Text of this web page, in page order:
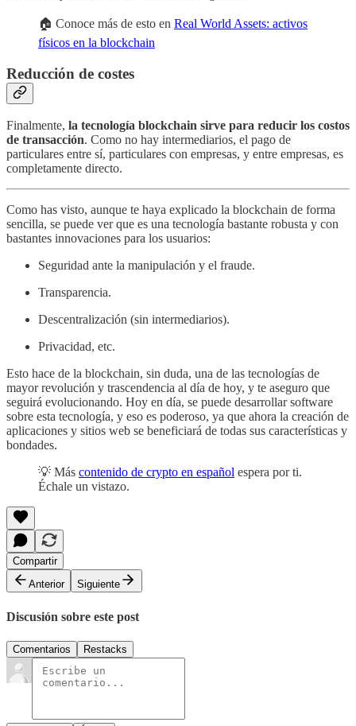
🏠 Conoce más de esto en Real World Assets: activos
físicos en la blockchain
Reducción de costes
Finalmente, la tecnología blockchain sirve para reducir los costos
de transacción. Como no hay intermediarios, el pago de
particulares entre sí, particulares con empresas, y entre empresas, es
completamente directo.
Como has visto, aunque te haya explicado la blockchain de forma
sencilla, se puede ver que es una tecnología bastante robusta y con
bastantes innovaciones para los usuarios:
Seguridad ante la manipulación y el fraude.
Transparencia.
Descentralización (sin intermediarios).
Privacidad, etc.
Esto hace de la blockchain, sin duda, una de las tecnologías de
mayor revolución y trascendencia al día de hoy, y te aseguro que
seguirá evolucionando. Hoy en día, se puede desarrollar software
sobre esta tecnología, y eso es poderoso, ya que ahora la creación de
aplicaciones y sitios web se beneficiará de todas sus características y
bondades.
💡 Más contenido de crypto en español espera por ti.
Échale un vistazo.
Compartir
Anterior
Siguiente
Discusión sobre este post
Comentarios Restacks